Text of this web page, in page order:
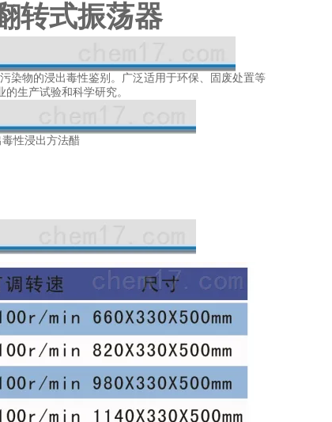
转式振荡器
染物的浸出毒性鉴别。广泛适用于环保、固废处置等
生产试验和科学研究。
性浸出方法醋